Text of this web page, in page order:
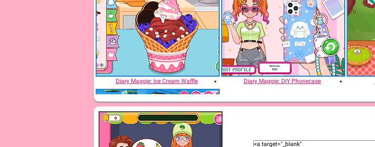
Diary Maggie: Ice Cream Waffle Diary Maggie: DIY Phonecase